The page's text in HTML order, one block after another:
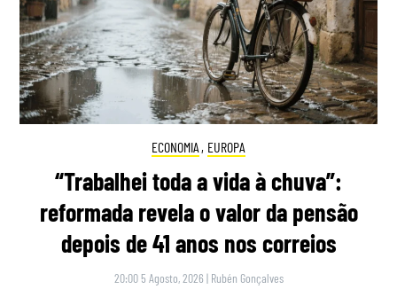
ECONOMIA , EUROPA
“Trabalhei toda a vida à chuva”:
reformada revela o valor da pensão
depois de 41 anos nos correios
20:00 5 Agosto, 2026 | Rubén Gonçalves